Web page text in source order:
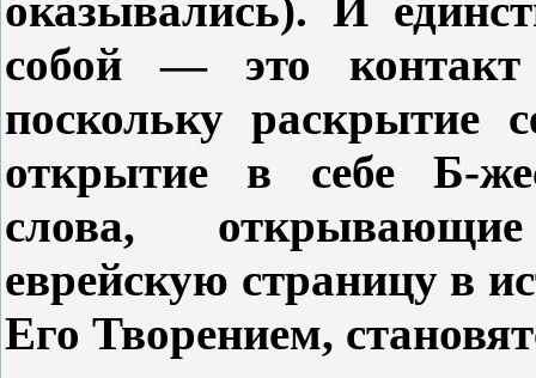
собой — это
поскольку раскрытие
открытие в себе Б-
слова,
еврейскую страницу в
Его Творением,